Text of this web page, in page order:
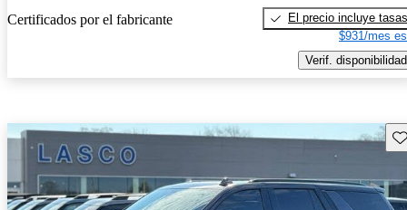
Certificados por el fabricante
El precio incluye tasas
$931/mes
Verif. disponibilidad